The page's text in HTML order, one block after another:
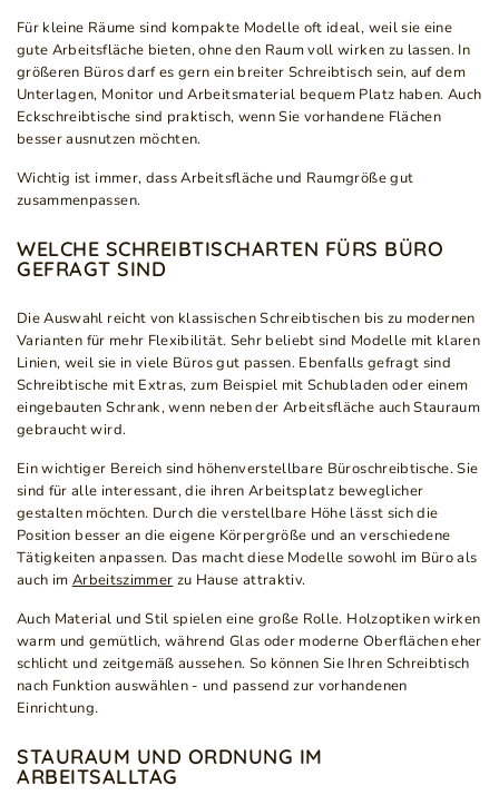
Für kleine Räume sind kompakte Modelle oft ideal, weil sie eine
gute Arbeitsfläche bieten, ohne den Raum voll wirken zu lassen. In
größeren Büros darf es gern ein breiter Schreibtisch sein, auf dem
Unterlagen, Monitor und Arbeitsmaterial bequem Platz haben. Auch
Eckschreibtische sind praktisch, wenn Sie vorhandene Flächen
besser ausnutzen möchten.
Wichtig ist immer, dass Arbeitsfläche und Raumgröße gut
zusammenpassen.
WELCHE SCHREIBTISCHARTEN FÜRS BÜRO
GEFRAGT SIND
Die Auswahl reicht von klassischen Schreibtischen bis zu modernen
Varianten für mehr Flexibilität. Sehr beliebt sind Modelle mit klaren
Linien, weil sie in viele Büros gut passen. Ebenfalls gefragt sind
Schreibtische mit Extras, zum Beispiel mit Schubladen oder einem
eingebauten Schrank, wenn neben der Arbeitsfläche auch Stauraum
gebraucht wird.
Ein wichtiger Bereich sind höhenverstellbare Büroschreibtische. Sie
sind für alle interessant, die ihren Arbeitsplatz beweglicher
gestalten möchten. Durch die verstellbare Höhe lässt sich die
Position besser an die eigene Körpergröße und an verschiedene
Tätigkeiten anpassen. Das macht diese Modelle sowohl im Büro als
auch im Arbeitszimmer zu Hause attraktiv.
Auch Material und Stil spielen eine große Rolle. Holzoptiken wirken
warm und gemütlich, während Glas oder moderne Oberflächen eher
schlicht und zeitgemäß aussehen. So können Sie Ihren Schreibtisch
nach Funktion auswählen - und passend zur vorhandenen
Einrichtung.
STAURAUM UND ORDNUNG IM
ARBEITSALLTAG